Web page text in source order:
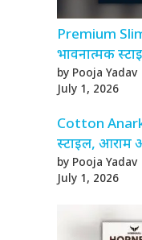
Premium
भावनात्मक
by Pooja Yadav
July 1, 2026
Cotton
स्टाइल, आराम
by Pooja Yadav
July 1, 2026